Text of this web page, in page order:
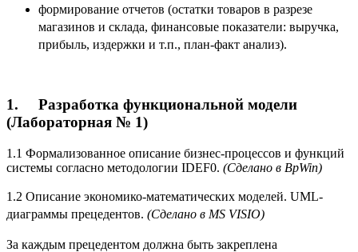
формирование отчетов (остатки товаров в разрезе
магазинов и склада, финансовые показатели: выручка,
прибыль, издержки и т.п., план-факт анализ).
1.
Разработка функциональной модели
(Лабораторная № 1)
1.1 Формализованное описание бизнес-процессов и функций
системы согласно методологии IDEF0. (Сделано в BpWin)
1.2 Описание экономико-математических моделей. UML-
диаграммы прецедентов. (Сделано в MS VISIO)
За каждым прецедентом должна быть закреплена